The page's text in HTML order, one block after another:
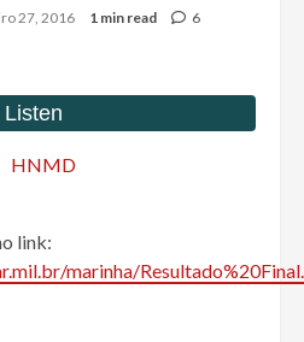
27, 2016 1 min read 6
link:
marinha/